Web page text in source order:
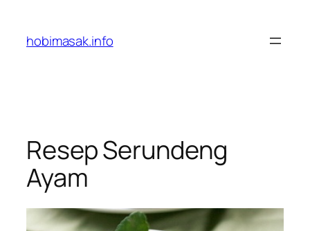
content
hobimasak.info
Resep Serundeng
Ayam